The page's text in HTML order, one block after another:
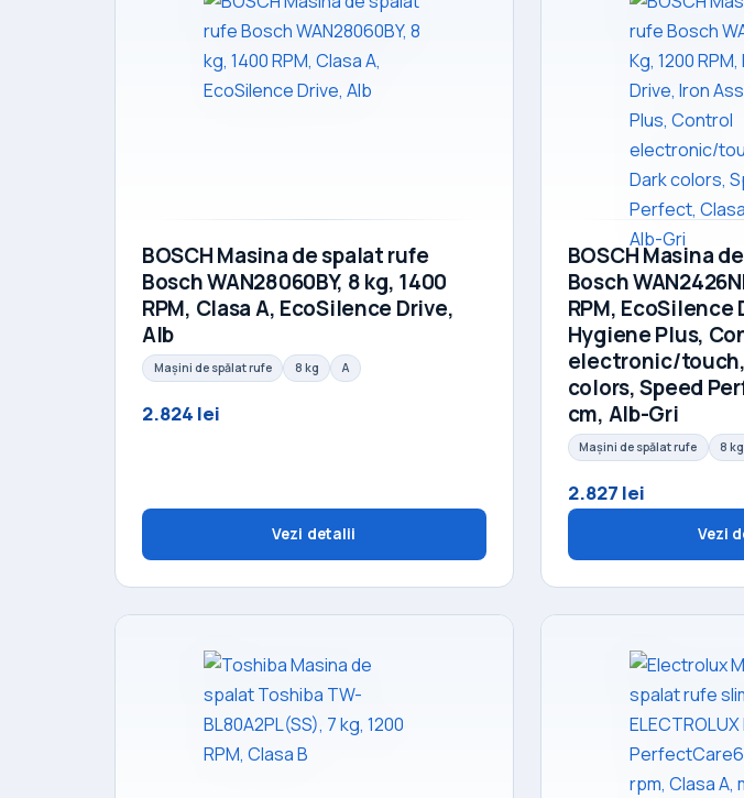
BOSCH Masina de spalat rufe
Bosch WAN28060BY, 8 kg, 1400
RPM, Clasa A, EcoSilence Drive,
Alb
Mașini de spălat rufe 8 kg A
2.824 lei
Vezi detalii
BOSCH Masina
Bosch
RPM,
Hygiene Plus,
electronic/touch,
colors, Speed
cm, Alb-Gri
Mașini de spălat rufe 8 kg
2.827 lei
Vezi